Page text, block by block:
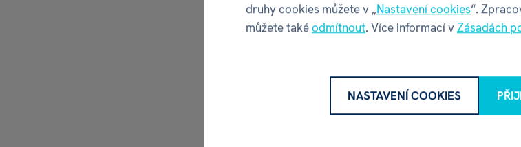
druhy cookies můžete v „Nastavení cookies“.
můžete takéodmítnout. Více informací vZásadách
NASTAVENÍ COOKIES